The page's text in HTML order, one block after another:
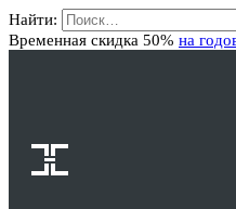
Найти:
Временная скидка 50% на